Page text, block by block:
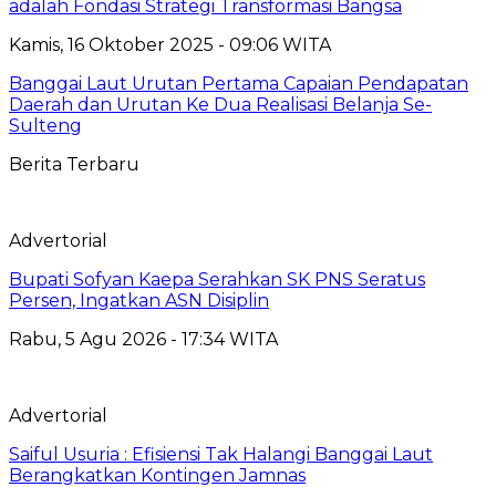
adalah Fondasi Strategi Transformasi Bangsa
Kamis, 16 Oktober 2025 - 09:06 WITA
Banggai Laut Urutan Pertama Capaian Pendapatan
Daerah dan Urutan Ke Dua Realisasi Belanja Se-
Sulteng
Berita Terbaru
Advertorial
Bupati Sofyan Kaepa Serahkan SK PNS Seratus
Persen, Ingatkan ASN Disiplin
Rabu, 5 Agu 2026 - 17:34 WITA
Advertorial
Saiful Usuria : Efisiensi Tak Halangi Banggai Laut
Berangkatkan Kontingen Jamnas